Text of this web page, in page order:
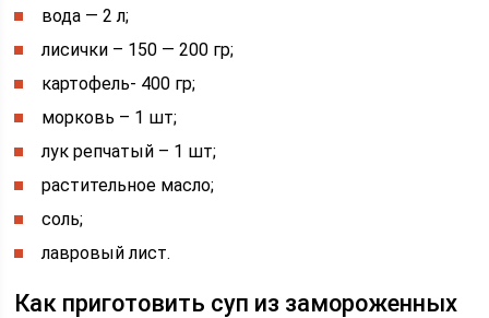
вода — 2 л;
лисички – 150 — 200 гр;
картофель- 400 гр;
морковь – 1 шт;
лук репчатый – 1 шт;
растительное масло;
соль;
лавровый лист.
Как приготовить суп из замороженных